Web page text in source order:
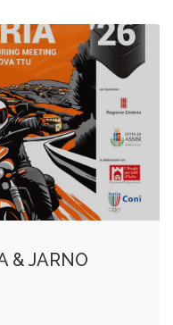
& JARNO